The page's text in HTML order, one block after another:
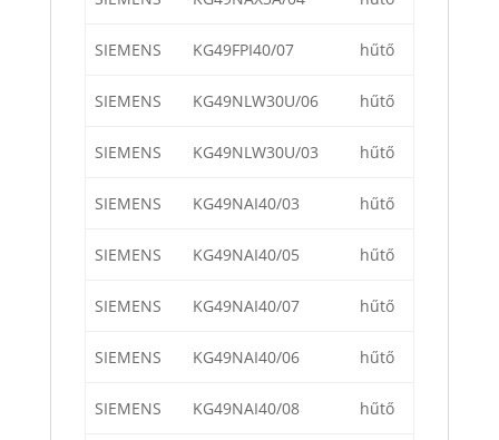
SIEMENS KG49FPI40/07 hűtő
SIEMENS KG49NLW30U/06 hűtő
SIEMENS KG49NLW30U/03 hűtő
SIEMENS KG49NAI40/03 hűtő
SIEMENS KG49NAI40/05 hűtő
SIEMENS KG49NAI40/07 hűtő
SIEMENS KG49NAI40/06 hűtő
SIEMENS KG49NAI40/08 hűtő